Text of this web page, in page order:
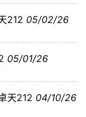
212 05/02/26
05/01/26
天212 04/10/26